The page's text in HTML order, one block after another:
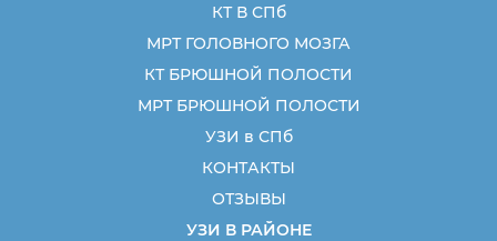
КТ В СПб
МРТ ГОЛОВНОГО МОЗГА
КТ БРЮШНОЙ ПОЛОСТИ
МРТ БРЮШНОЙ ПОЛОСТИ
УЗИ в СПб
КОНТАКТЫ
ОТЗЫВЫ
УЗИ В РАЙОНЕ